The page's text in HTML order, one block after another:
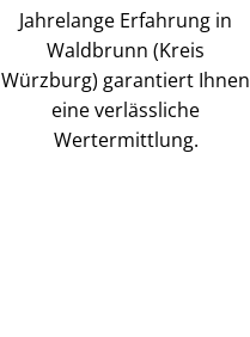
Jahrelange Erfahrung in
Waldbrunn (Kreis
Würzburg) garantiert Ihnen
eine verlässliche
Wertermittlung.